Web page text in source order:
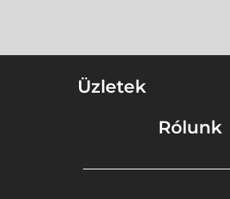
Üzletek
Rólunk